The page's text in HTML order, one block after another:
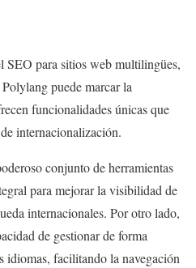
SEO para sitios web multilingües,
puede marcar la
funcionalidades únicas que
internacionalización.
conjunto de herramientas
para mejorar la visibilidad de
internacionales. Por otro lado,
de gestionar de forma
idiomas, facilitando la navegación